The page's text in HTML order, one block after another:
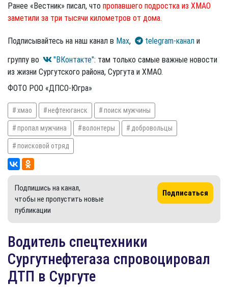
Ранее «Вестник» писал, что пропавшего подростка из ХМАО
заметили за три тысячи километров от дома.
Подписывайтесь на наш канал в Max, telegram-канал и
группу во
"ВКонтакте": там только самые важные новости
из жизни Сургутского района, Сургута и ХМАО.
ФОТО РОО «ДПСО-Югра»
хмао нефтеюганск поиск мужчины
пропал мужчина волонтеры добровольцы
поисковой отряд
Подпишись на канал,
чтобы не пропустить новые
публикации
Подписаться
Водитель спецтехники
Сургутнефтегаза спровоцировал
ДТП в Сургуте